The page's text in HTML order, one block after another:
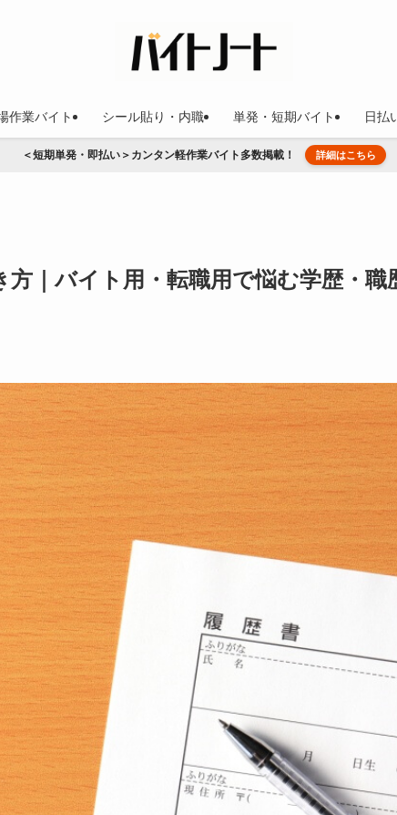
作業バイト シール貼り・内職 単発・短期バイト 日払
＜短期単発・即払い＞カンタン軽作業バイト多数掲載！ 詳細はこちら
｜バイト用・転職用で悩む学歴・職